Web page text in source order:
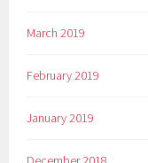
March 2019
February 2019
January 2019